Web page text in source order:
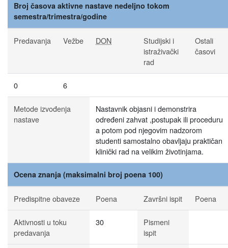
Broj časova aktivne nastave nedeljno tokom
semestra/trimestra/godine
Predavanja Vežbe DON
Studijski i
istraživački
rad
Ostali
časovi
0 6
Metode izvođenja
nastave
Nastavnik objasni i demonstrira
određeni zahvat ,postupak ili proceduru
a potom pod njegovim nadzorom
studenti samostalno obavljaju praktičan
klinički rad na velikim životinjama.
Ocena znanja (maksimalni broj poena 100)
Predispitne obaveze Poena Završni ispit Poena
Aktivnosti u toku
predavanja
30
Pismeni
ispit